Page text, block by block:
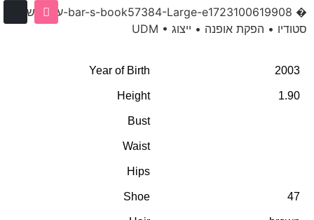
Year of Birth 2003
Height 1.90
Bust
Waist
Hips
Shoe 47